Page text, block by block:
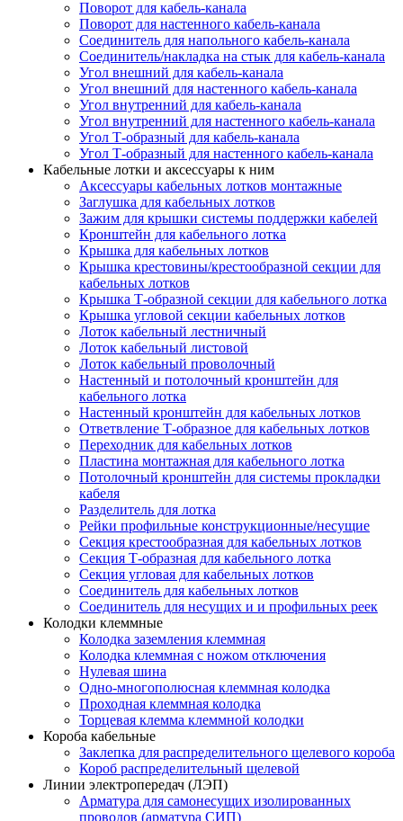
Поворот для кабель-канала
Поворот для настенного кабель-канала
Соединитель для напольного кабель-канала
Соединитель/накладка на стык для кабель-канала
Угол внешний для кабель-канала
Угол внешний для настенного кабель-канала
Угол внутренний для кабель-канала
Угол внутренний для настенного кабель-канала
Угол Т-образный для кабель-канала
Угол Т-образный для настенного кабель-канала
Кабельные лотки и аксессуары к ним
Аксессуары кабельных лотков монтажные
Заглушка для кабельных лотков
Зажим для крышки системы поддержки кабелей
Кронштейн для кабельного лотка
Крышка для кабельных лотков
Крышка крестовины/крестообразной секции для
кабельных лотков
Крышка Т-образной секции для кабельного лотка
Крышка угловой секции кабельных лотков
Лоток кабельный лестничный
Лоток кабельный листовой
Лоток кабельный проволочный
Настенный и потолочный кронштейн для
кабельного лотка
Настенный кронштейн для кабельных лотков
Ответвление Т-образное для кабельных лотков
Переходник для кабельных лотков
Пластина монтажная для кабельного лотка
Потолочный кронштейн для системы прокладки
кабеля
Разделитель для лотка
Рейки профильные конструкционные/несущие
Секция крестообразная для кабельных лотков
Секция Т-образная для кабельного лотка
Секция угловая для кабельных лотков
Соединитель для кабельных лотков
Соединитель для несущих и и профильных реек
Колодки клеммные
Колодка заземления клеммная
Колодка клеммная с ножом отключения
Нулевая шина
Одно-многополюсная клеммная колодка
Проходная клеммная колодка
Торцевая клемма клеммной колодки
Короба кабельные
Заклепка для распределительного щелевого короба
Короб распределительный щелевой
Линии электропередач (ЛЭП)
Арматура для самонесущих изолированных
проводов (арматура СИП)